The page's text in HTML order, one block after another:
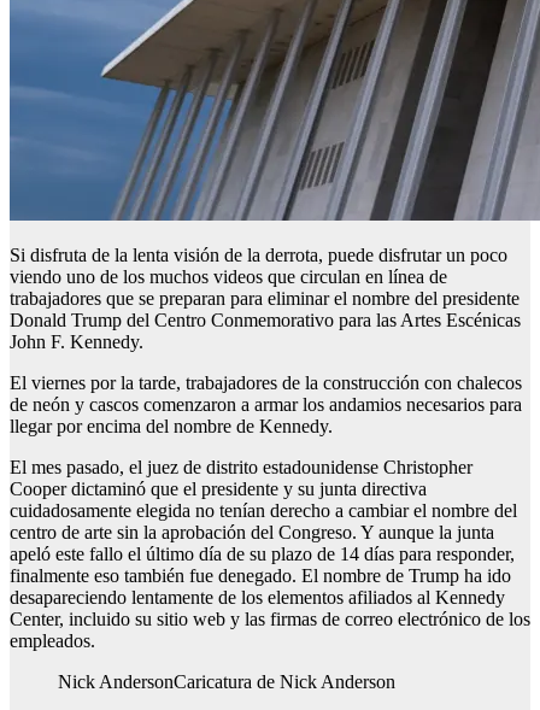
Si disfruta de la lenta visión de la derrota, puede disfrutar un poco
viendo uno de los muchos videos que circulan en línea de
trabajadores que se preparan para eliminar el nombre del presidente
Donald Trump del Centro Conmemorativo para las Artes Escénicas
John F. Kennedy.
El viernes por la tarde, trabajadores de la construcción con chalecos
de neón y cascos comenzaron a armar los andamios necesarios para
llegar por encima del nombre de Kennedy.
El mes pasado, el juez de distrito estadounidense Christopher
Cooper dictaminó que el presidente y su junta directiva
cuidadosamente elegida no tenían derecho a cambiar el nombre del
centro de arte sin la aprobación del Congreso. Y aunque la junta
apeló este fallo el último día de su plazo de 14 días para responder,
finalmente eso también fue denegado. El nombre de Trump ha ido
desapareciendo lentamente de los elementos afiliados al Kennedy
Center, incluido su sitio web y las firmas de correo electrónico de los
empleados.
Nick AndersonCaricatura de Nick Anderson